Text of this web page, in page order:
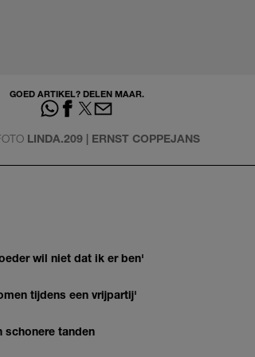
GOED ARTIKEL? DELEN MAAR.
LINDA.209 | ERNST COPPEJANS
wil niet dat ik er ben'
tijdens een vrijpartij'
schonere tanden